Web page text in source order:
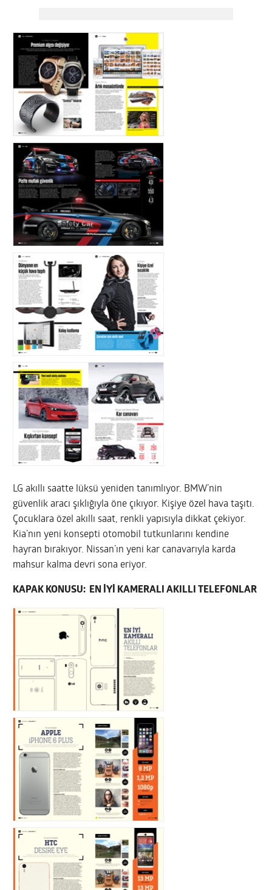
LG akıllı saatte lüksü yeniden tanımlıyor. BMW’nin
güvenlik aracı şıklığıyla öne çıkıyor. Kişiye özel hava taşıtı.
Çocuklara özel akıllı saat, renkli yapısıyla dikkat çekiyor.
Kia’nın yeni konsepti otomobil tutkunlarını kendine
hayran bırakıyor. Nissan’ın yeni kar canavarıyla karda
mahsur kalma devri sona eriyor.
KAPAK KONUSU: EN İYİ KAMERALI AKILLI TELEFONLAR